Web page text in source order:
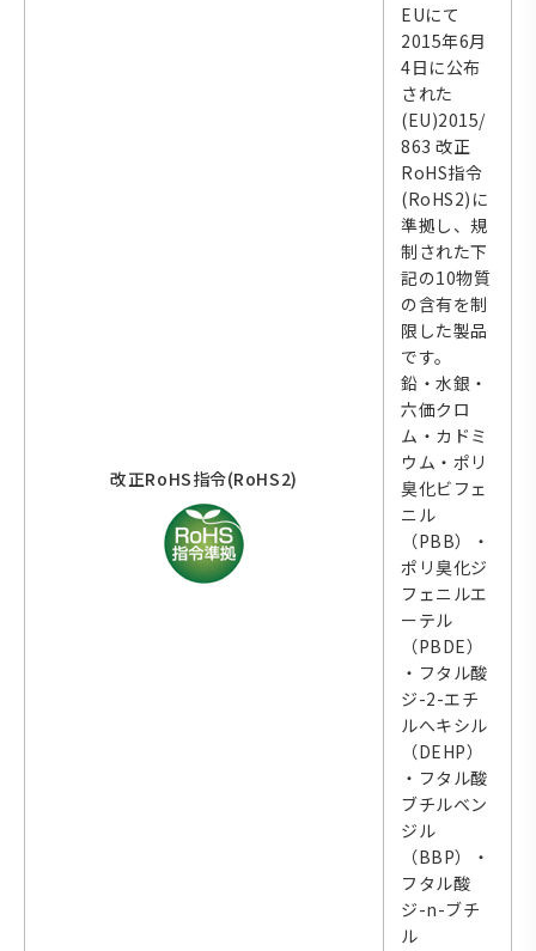
改正RoHS指令(RoHS2)
EUにて
2015年6月
4日に公布
された
(EU)2015/
863 改正
RoHS指令
(RoHS2)に
準拠し、規
制された下
記の10物質
の含有を制
限した製品
です。
鉛・水銀・
六価クロ
ム・カドミ
ウム・ポリ
臭化ビフェ
ニル
（PBB）・
ポリ臭化ジ
フェニルエ
ーテル
（PBDE）
・フタル酸
ジ-2-エチ
ルへキシル
（DEHP）
・フタル酸
ブチルベン
ジル
（BBP）・
フタル酸
ジ-n-ブチ
ル